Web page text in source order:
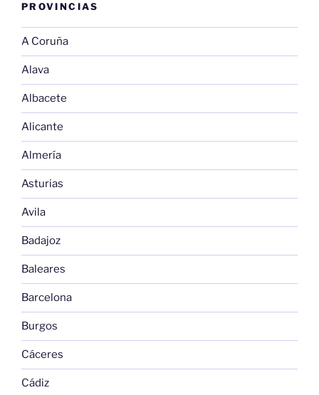
PROVINCIAS
A Coruña
Alava
Albacete
Alicante
Almería
Asturias
Avila
Badajoz
Baleares
Barcelona
Burgos
Cáceres
Cádiz